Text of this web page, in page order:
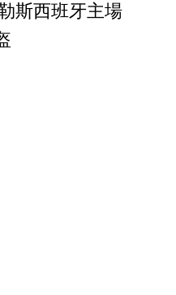
斯西班牙主場